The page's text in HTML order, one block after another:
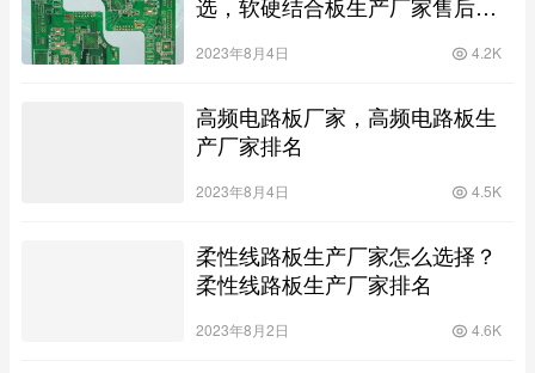
2023年8月4日 4.2K
高频电路板厂家，高频电路板生
产厂家排名
2023年8月4日 4.5K
柔性线路板生产厂家怎么选择？
柔性线路板生产厂家排名
2023年8月2日 4.6K